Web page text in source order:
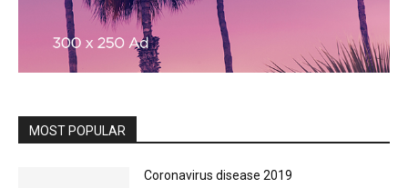
MOST POPULAR
Coronavirus disease 2019